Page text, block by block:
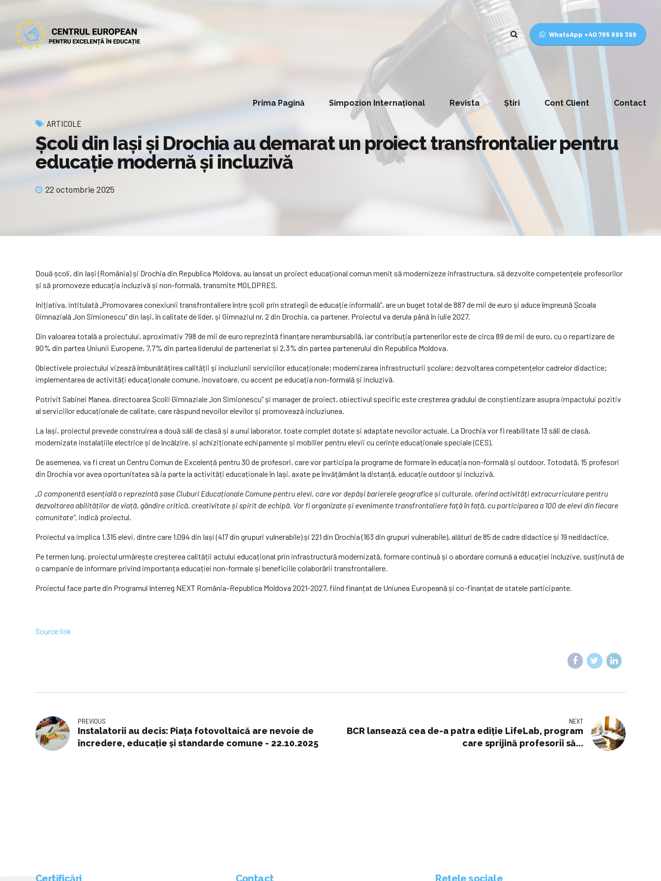
WhatsApp +40 765 699 399
Prima Pagină Simpozion Internațional Revista Știri Cont Client Contact
ARTICOLE
Școli din Iași și Drochia au demarat un proiect transfrontalier pentru
educație modernă și incluzivă
22 octombrie 2025
Două școli, din Iași (România) și Drochia din Republica Moldova, au lansat un proiect educațional comun menit să modernizeze infrastructura, să dezvolte competențele profesorilor
și să promoveze educația incluzivă și non-formală, transmite MOLDPRES.
Inițiativa, intitulată „Promovarea conexiunii transfrontaliere între școli prin strategii de educație informală”, are un buget total de 887 de mii de euro și aduce împreună Școala
Gimnazială „Ion Simionescu” din Iași, în calitate de lider, și Gimnaziul nr. 2 din Drochia, ca partener. Proiectul va derula până în iulie 2027.
Din valoarea totală a proiectului, aproximativ 798 de mii de euro reprezintă finanțare nerambursabilă, iar contribuția partenerilor este de circa 89 de mii de euro, cu o repartizare de
90% din partea Uniunii Europene, 7,7% din partea liderului de parteneriat și 2,3% din partea partenerului din Republica Moldova.
Obiectivele proiectului vizează îmbunătățirea calității și incluziunii serviciilor educaționale; modernizarea infrastructurii școlare; dezvoltarea competențelor cadrelor didactice;
implementarea de activități educaționale comune, inovatoare, cu accent pe educația non-formală și incluzivă.
Potrivit Sabinei Manea, directoarea Școlii Gimnaziale „Ion Simionescu” și manager de proiect, obiectivul specific este creșterea gradului de conștientizare asupra impactului pozitiv
al serviciilor educaționale de calitate, care răspund nevoilor elevilor și promovează incluziunea.
La Iași, proiectul prevede construirea a două săli de clasă și a unui laborator, toate complet dotate și adaptate nevoilor actuale. La Drochia vor fi reabilitate 13 săli de clasă,
modernizate instalațiile electrice și de încălzire, și achiziționate echipamente și mobilier pentru elevii cu cerințe educaționale speciale (CES).
De asemenea, va fi creat un Centru Comun de Excelență pentru 30 de profesori, care vor participa la programe de formare în educația non-formală și outdoor. Totodată, 15 profesori
din Drochia vor avea oportunitatea să ia parte la activități educaționale în Iași, axate pe învățământ la distanță, educație outdoor și incluzivă.
„O componentă esențială o reprezintă șase Cluburi Educaționale Comune pentru elevi, care vor depăși barierele geografice și culturale, oferind activități extracurriculare pentru
dezvoltarea abilităților de viață, gândire critică, creativitate și spirit de echipă. Vor fi organizate și evenimente transfrontaliere față în față, cu participarea a 100 de elevi din fiecare
comunitate”, indică proiectul.
Proiectul va implica 1.315 elevi, dintre care 1.094 din Iași (417 din grupuri vulnerabile) și 221 din Drochia (163 din grupuri vulnerabile), alături de 85 de cadre didactice și 19 nedidactice.
Pe termen lung, proiectul urmărește creșterea calității actului educațional prin infrastructură modernizată, formare continuă și o abordare comună a educației incluzive, susținută de
o campanie de informare privind importanța educației non-formale și beneficiile colaborării transfrontaliere.
Proiectul face parte din Programul Interreg NEXT România–Republica Moldova 2021-2027, fiind finanțat de Uniunea Europeană și co-finanțat de statele participante.
Source link
PREVIOUS
Instalatorii au decis: Piaţa fotovoltaică are nevoie de
încredere, educaţie şi standarde comune - 22.10.2025
NEXT
BCR lansează cea de-a patra ediţie LifeLab, program
care sprijină profesorii să...
Certificări Contact Rețele sociale